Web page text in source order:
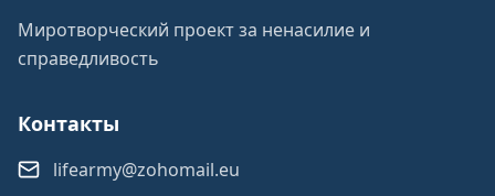
Миротворческий проект за ненасилие и
справедливость
Контакты
lifearmy@zohomail.eu